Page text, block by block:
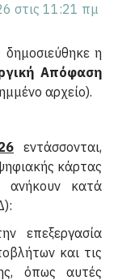
στις 11:21 πμ
η
Απόφαση
αρχείο).
εντάσσονται,
κάρτας
ανήκουν κατά
επεξεργασία
και τις
όπως αυτές